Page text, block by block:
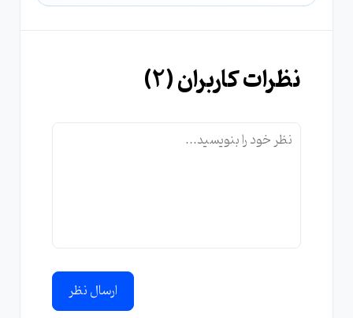
نظرات کاربران (2
)
ارسال نظر